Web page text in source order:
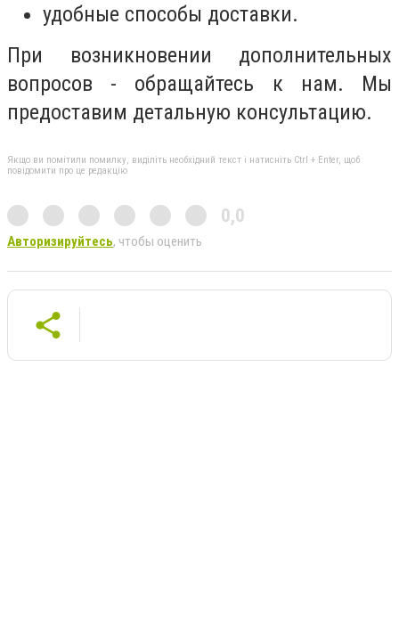
удобные способы доставки.
При возникновении дополнительных
вопросов - обращайтесь к нам. Мы
предоставим детальную консультацию.
Якщо ви помітили помилку, виділіть необхідний текст і натисніть Ctrl + Enter, щоб
повідомити про це редакцію
0,0
Авторизируйтесь, чтобы оценить